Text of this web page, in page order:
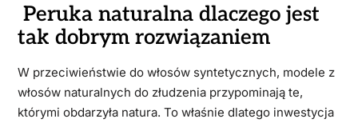
Peruka naturalna dlaczego jest
tak dobrym rozwiązaniem
W przeciwieństwie do włosów syntetycznych, modele z
włosów naturalnych do złudzenia przypominają te,
którymi obdarzyła natura. To właśnie dlatego inwestycja